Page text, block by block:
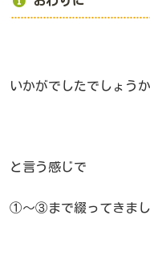
いかがでしたでしょ
と言う感じで
①～③まで綴ってきまし